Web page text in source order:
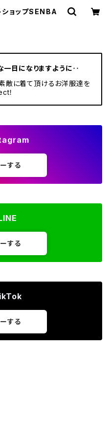
ョップSENBA
一日になりますように‥
敵に着て頂けるお洋服達を
！
する
する
する